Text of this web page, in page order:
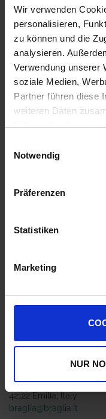
Wir verwenden
personalisieren,
zu können und die
analysieren.
Verwendung unserer
soziale Medien,
Partner führen diese
weiteren Daten
haben oder die sie
Notwendig
Präferenzen
Statistiken
Marketing
NUR
IN DEN
Anmelden für
82,62 €
98,32 €
inkl. 19%
Lieferung
Menge
via Martin Lutero 4
42122 Emilia, Italy
braglia@braglia.it